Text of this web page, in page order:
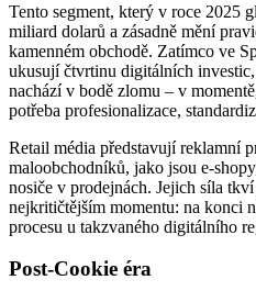
Tento segment, který v roce 2025
miliard dolarů a zásadně mění
kamenném obchodě. Zatímco ve
ukusují čtvrtinu digitálních
nachází v bodě zlomu – v
potřeba profesionalizace,
Retail média představují reklamní
maloobchodníků, jako jsou e-
nosiče v prodejnách. Jejich síla
nejkritičtějším momentu: na konci
procesu u takzvaného digitálního
Post-Cookie éra